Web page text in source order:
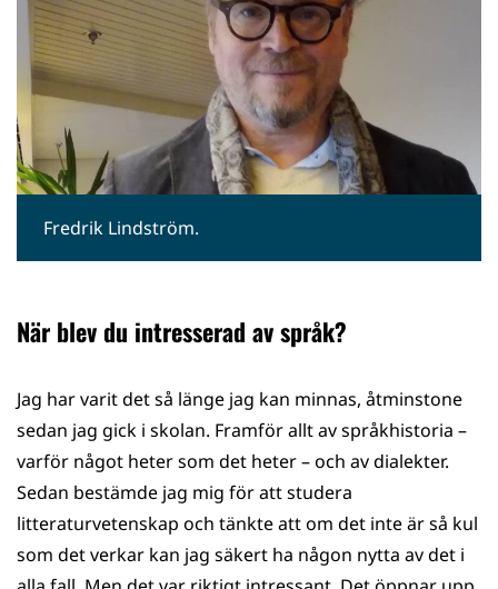
Fredrik Lindström.
När blev du intresserad av språk?
Jag har varit det så länge jag kan minnas, åtminstone
sedan jag gick i skolan. Framför allt av språkhistoria –
varför något heter som det heter – och av dialekter.
Sedan bestämde jag mig för att studera
litteraturvetenskap och tänkte att om det inte är så kul
som det verkar kan jag säkert ha någon nytta av det i